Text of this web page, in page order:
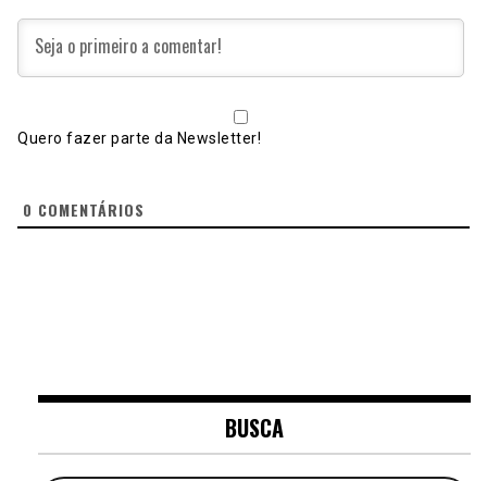
Quero fazer parte da Newsletter!
0 COMENTÁRIOS
BUSCA